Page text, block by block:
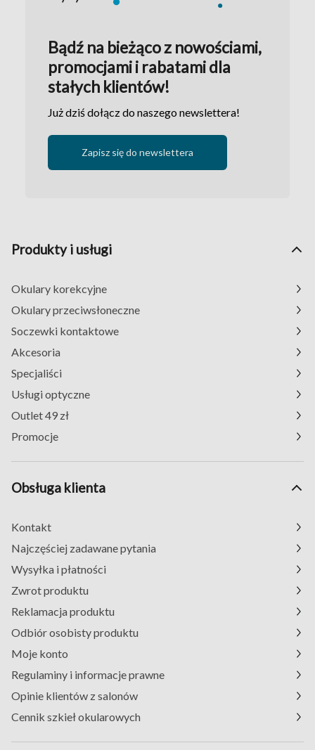
Bądź na bieżąco z nowościami,
promocjami i rabatami dla
stałych klientów!
Już dziś dołącz do naszego newslettera!
Zapisz się do newslettera
Produkty i usługi
Okulary korekcyjne
Okulary przeciwsłoneczne
Soczewki kontaktowe
Akcesoria
Specjaliści
Usługi optyczne
Outlet 49 zł
Promocje
Obsługa klienta
Kontakt
Najczęściej zadawane pytania
Wysyłka i płatności
Zwrot produktu
Reklamacja produktu
Odbiór osobisty produktu
Moje konto
Regulaminy i informacje prawne
Opinie klientów z salonów
Cennik szkieł okularowych